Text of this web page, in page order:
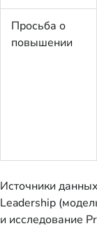
Просьба о
повышении
Источники
Leadership
и исследование